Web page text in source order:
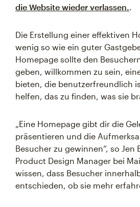
die Website wieder verlassen.
Die Erstellung einer effektiven
wenig so wie ein guter
Homepage sollte den
geben, willkommen zu sein,
bieten, die benutzerfreundlich
helfen, das zu finden, was sie
„Eine Homepage gibt dir die
präsentieren und die
Besucher zu gewinnen“, so Jen
Product Design Manager bei
wissen, dass Besucher
entschieden, ob sie mehr